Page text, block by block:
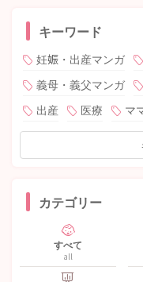
キーワード
妊娠・出産マンガ
義母・義父マンガ
出産
医療 マ
カテゴリー
すべて
all